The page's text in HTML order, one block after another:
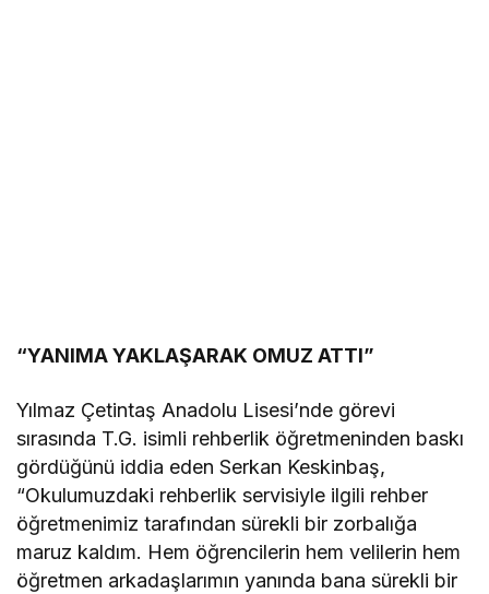
“YANIMA YAKLAŞARAK OMUZ ATTI”
Yılmaz Çetintaş Anadolu Lisesi’nde görevi
sırasında T.G. isimli rehberlik öğretmeninden baskı
gördüğünü iddia eden Serkan Keskinbaş,
“Okulumuzdaki rehberlik servisiyle ilgili rehber
öğretmenimiz tarafından sürekli bir zorbalığa
maruz kaldım. Hem öğrencilerin hem velilerin hem
öğretmen arkadaşlarımın yanında bana sürekli bir